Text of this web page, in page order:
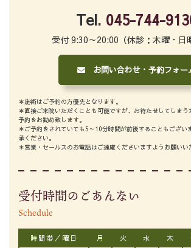
Tel. 045-744-
受付 9:30～20:00（休診：木曜・日
お問い合わせ・予約フォー
＊施術はご予約の方優先となります。
＊直接ご来院いただくことも可能ですが、お待たせしてしま
予約をお勧め致します。
＊ご予約をされていても5～10分時間が前後することもござい
承ください。
＊営業・セールスのお電話はご遠慮くださいますようお願いい
受付時間のごあんない
Schedule
時間帯／曜日 月 火 水 木